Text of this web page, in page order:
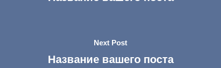
Next Post
Название вашего поста